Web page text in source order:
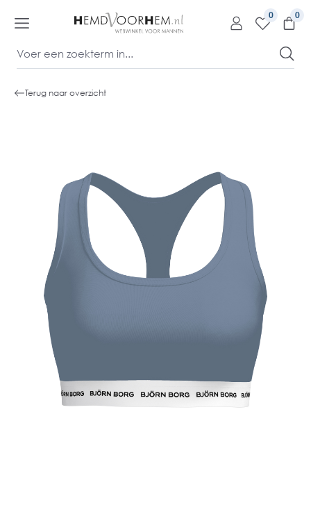
0
Terug naar overzicht